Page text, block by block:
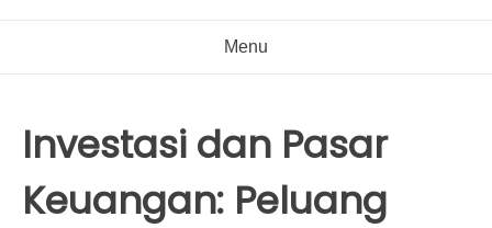
Menu
Investasi dan Pasar
Keuangan: Peluang